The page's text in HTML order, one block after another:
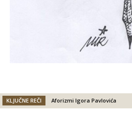
KLJUČNE REČI Aforizmi Igora Pavlovića